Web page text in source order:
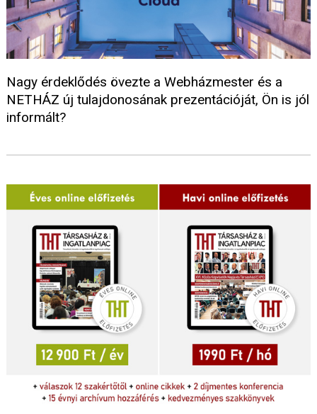
Nagy érdeklődés övezte a Webházmester és a
NETHÁZ új tulajdonosának prezentációját, Ön is jól
informált?